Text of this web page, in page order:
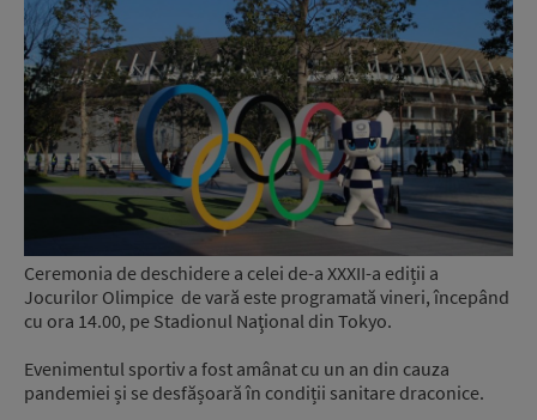
Ceremonia de deschidere a celei de-a XXXII-a ediții a
Jocurilor Olimpice de vară este programată vineri, începând
cu ora 14.00, pe Stadionul Naţional din Tokyo.
Evenimentul sportiv a fost amânat cu un an din cauza
pandemiei și se desfășoară în condiții sanitare draconice.